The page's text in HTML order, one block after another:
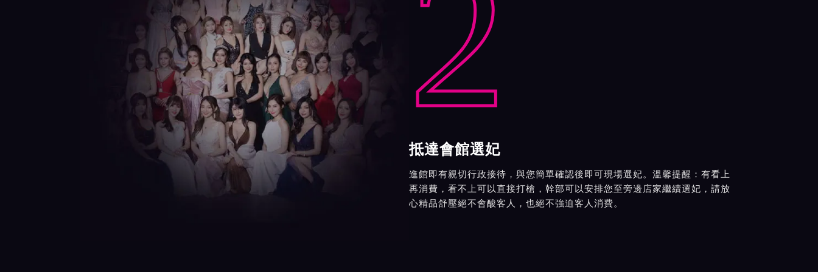
抵達會館選妃
進館即有親切行政接待，與您簡單確認後即可現場選妃。溫馨提醒：有看上
再消費，看不上可以直接打槍，幹部可以安排您至旁邊店家繼續選妃，請放
心精品舒壓絕不會酸客人，也絕不強迫客人消費。